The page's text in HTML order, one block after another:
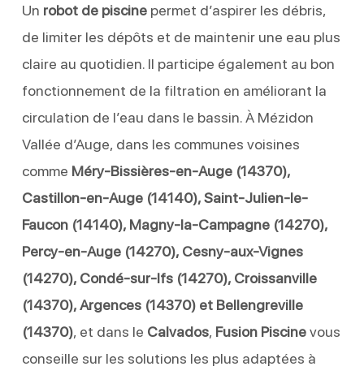
Un robot de piscinepermet d’aspirer les débris,
de limiter les dépôts et de maintenir une eau plus
claire au quotidien. Il participe également au bon
fonctionnement de la filtration en améliorant la
circulation de l’eau dans le bassin. À Mézidon
Vallée d’Auge, dans les communes voisines
comme Méry-Bissières-en-Auge (14370),
Castillon-en-Auge (14140), Saint-Julien-le-
Faucon (14140), Magny-la-Campagne (14270),
Percy-en-Auge (14270), Cesny-aux-Vignes
(14270), Condé-sur-Ifs (14270), Croissanville
(14370), Argences (14370) et Bellengreville
(14370), et dans le Calvados, Fusion Piscinevous
conseille sur les solutions les plus adaptées à